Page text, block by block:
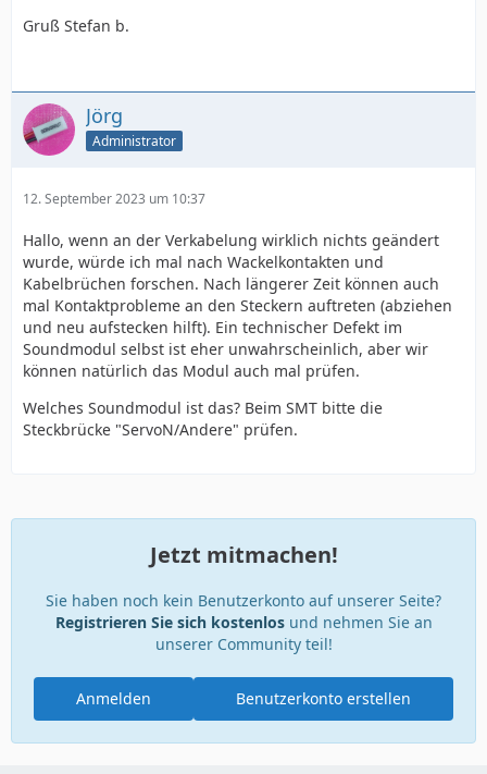
Gruß Stefan b.
Jörg
Administrator
12. September 2023 um 10:37
Hallo, wenn an der Verkabelung wirklich nichts geändert
wurde, würde ich mal nach Wackelkontakten und
Kabelbrüchen forschen. Nach längerer Zeit können auch
mal Kontaktprobleme an den Steckern auftreten (abziehen
und neu aufstecken hilft). Ein technischer Defekt im
Soundmodul selbst ist eher unwahrscheinlich, aber wir
können natürlich das Modul auch mal prüfen.
Welches Soundmodul ist das? Beim SMT bitte die
Steckbrücke "ServoN/Andere" prüfen.
Jetzt mitmachen!
Sie haben noch kein Benutzerkonto auf unserer Seite?
Registrieren Sie sich kostenlosund nehmen Sie an
unserer Community teil!
Benutzerkonto erstellen
Anmelden